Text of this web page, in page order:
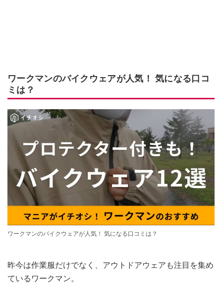
ワークマンのバイクウェアが人気！ 気になる口コ
ミは？
ワークマンのバイクウェアが人気！ 気になる口コミは？
昨今は作業服だけでなく、アウトドアウェアも注目を集め
ているワークマン。